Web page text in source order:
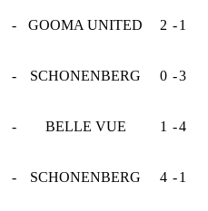
- GOOMA UNITED 2 -1
- SCHONENBERG 0 -3
- BELLE VUE 1 -4
- SCHONENBERG 4 -1